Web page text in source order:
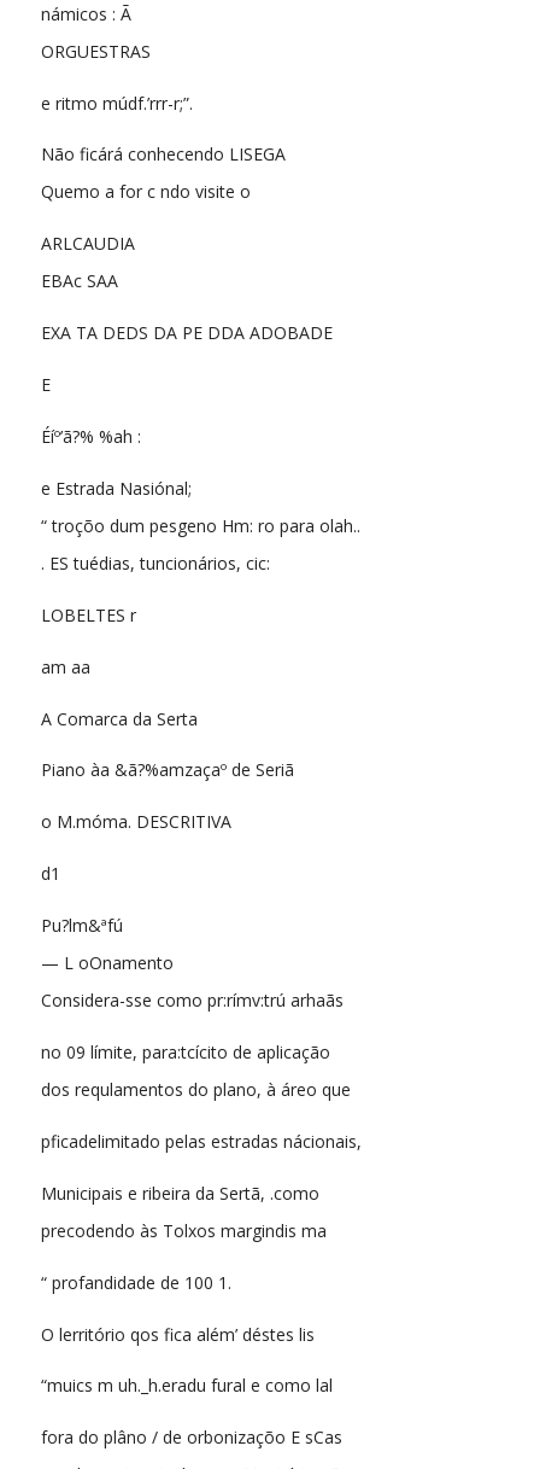
námicos : Ã
ORGUESTRAS
e ritmo múdf.’rrr-r;”.
Não ficárá conhecendo LISEGA
Quemo a for c ndo visite o
ARLCAUDIA
EBAc SAA
EXA TA DEDS DA PE DDA ADOBADE
E
Éíº’ã?% %ah :
e Estrada Nasiónal;
“ troçõo dum pesgeno Hm: ro para olah..
. ES tuédias, tuncionários, cic:
LOBELTES r
am aa
A Comarca da Serta
Piano àa &ã?%amzaçaº de Seriã
o M.móma. DESCRITIVA
d1
Pu?lm&ªfú
— L oOnamento
Considera-sse como pr:rímv:trú arhaãs
no 09 límite, para:tcícito de aplicação
dos requlamentos do plano, à áreo que
pficadelimitado pelas estradas nácionais,
Municipais e ribeira da Sertã, .como
precodendo às Tolxos margindis ma
“ profandidade de 100 1.
O lerritório qos fica além’ déstes lis
“muics m uh._h.eradu fural e como lal
fora do plâno / de orbonizaçõo E sCas